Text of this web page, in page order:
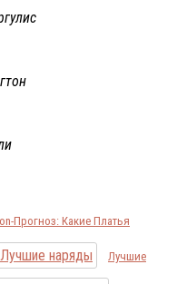
Прогноз: Какие Платья
Лучшие